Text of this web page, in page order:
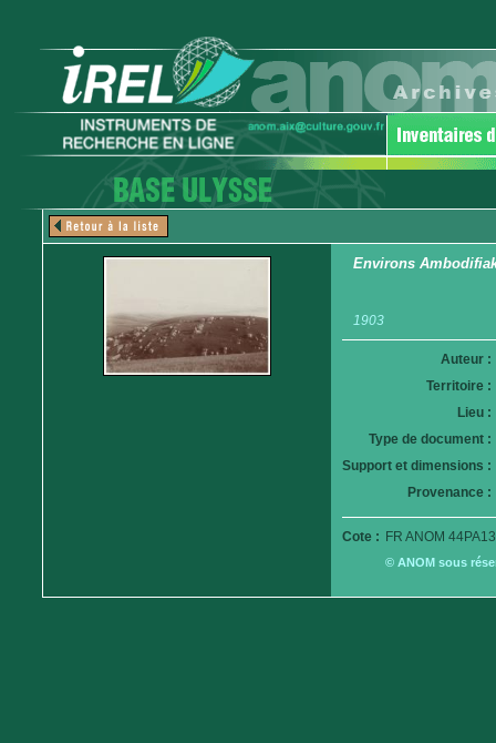
Environs
1903
Auteur :
Territoire :
Lieu :
Type de document :
Support et dimensions :
Provenance :
Cote : FR ANOM
© ANOM sous